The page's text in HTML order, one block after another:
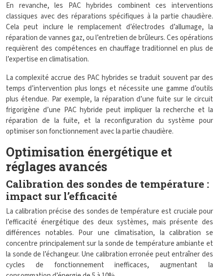
En revanche, les PAC hybrides combinent ces interventions
classiques avec des réparations spécifiques à la partie chaudière.
Cela peut inclure le remplacement d’électrodes d’allumage, la
réparation de vannes gaz, ou l’entretien de brûleurs. Ces opérations
requièrent des compétences en chauffage traditionnel en plus de
l’expertise en climatisation.
La complexité accrue des PAC hybrides se traduit souvent par des
temps d’intervention plus longs et nécessite une gamme d’outils
plus étendue. Par exemple, la réparation d’une fuite sur le circuit
frigorigène d’une PAC hybride peut impliquer la recherche et la
réparation de la fuite, et la reconfiguration du système pour
optimiser son fonctionnement avec la partie chaudière.
Optimisation énergétique et
réglages avancés
Calibration des sondes de température :
impact sur l’efficacité
La calibration précise des sondes de température est cruciale pour
l’efficacité énergétique des deux systèmes, mais présente des
différences notables. Pour une climatisation, la calibration se
concentre principalement sur la sonde de température ambiante et
la sonde de l’échangeur. Une calibration erronée peut entraîner des
cycles de fonctionnement inefficaces, augmentant la